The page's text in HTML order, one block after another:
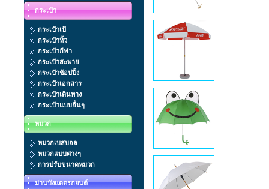
กระเป๋า
กระเป๋าเป้
กระเป๋าหิ้ว
กระเป๋ากีฬา
กระเป๋าสะพาย
กระเป๋าช้อปปิ้ง
กระเป๋าเอกสาร
กระเป๋าเดินทาง
กระเป๋าแบบอื่นๆ
หมวก
หมวกเบสบอล
หมวกแบบต่างๆ
การปรับขนาดหมวก
ม่านบังแดดรถยนต์